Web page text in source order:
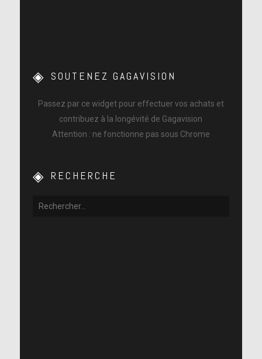
SOUTENEZ GAGAVISION
Passez par ce widget pour effectuer vos achats et
contribuez à la longévité de Gagavision
Attention : ne fonctionne pas sous Chrome
RECHERCHE